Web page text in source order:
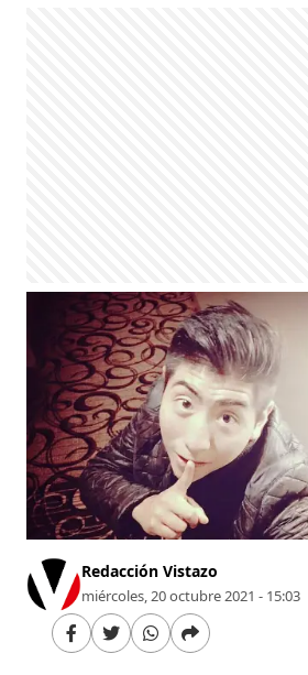
Redacción Vistazo
miércoles, 20 octubre 2021 - 15:03